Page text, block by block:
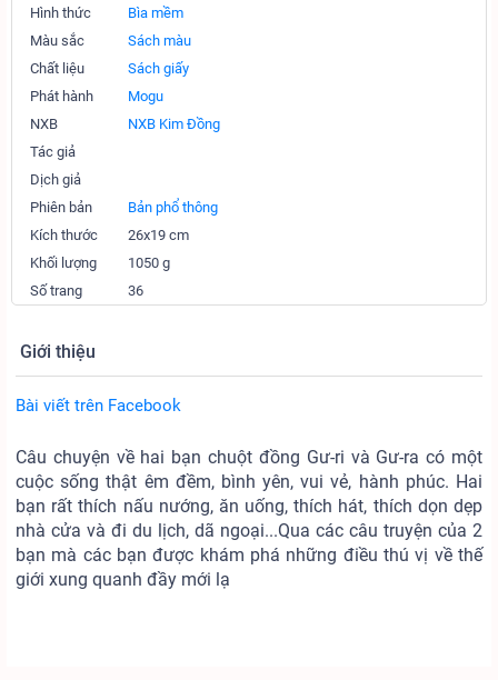
Hình thức
Bìa mềm
Màu sắc
Sách màu
Chất liệu
Sách giấy
Phát hành
Mogu
NXB
NXB Kim Đồng
Tác giả
Dịch giả
Phiên bản
Bản phổ thông
Kích thước
26x19 cm
Khối lượng
1050 g
Số trang
36
Giới thiệu
Bài viết trên Facebook
Câu chuyện về hai bạn chuột đồng Gư-ri và Gư-ra có một
cuộc sống thật êm đềm, bình yên, vui vẻ, hành phúc. Hai
bạn rất thích nấu nướng, ăn uống, thích hát, thích dọn dẹp
nhà cửa và đi du lịch, dã ngoại...Qua các câu truyện của 2
bạn mà các bạn được khám phá những điều thú vị về thế
giới xung quanh đầy mới lạ